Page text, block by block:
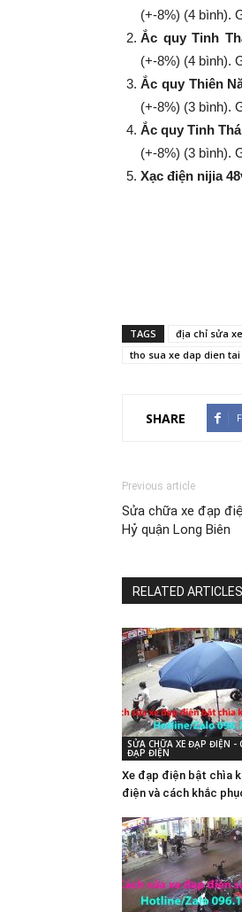
(+-8%) (4 bình).
Ắc quy Tinh
(+-8%​​​​​​​) (4 bình).
Ắc quy Thiên
(+-8%​​​​​​​) (3 bình).
Ắc quy Tinh
(+-8%​​​​​​​) (3 bình).
Xạc điện nijia
TAGS địa chỉ sửa
tho sua xe dap dien
SHARE
Previous article
Sửa chữa xe đạp
Hỷ quận Long Biên
RELATED ARTICLES
SỬA CHỮA XE ĐẠP ĐIỆN -
ĐẠP ĐIỆN
Xe đạp điện bật chìa
điện và cách khắc